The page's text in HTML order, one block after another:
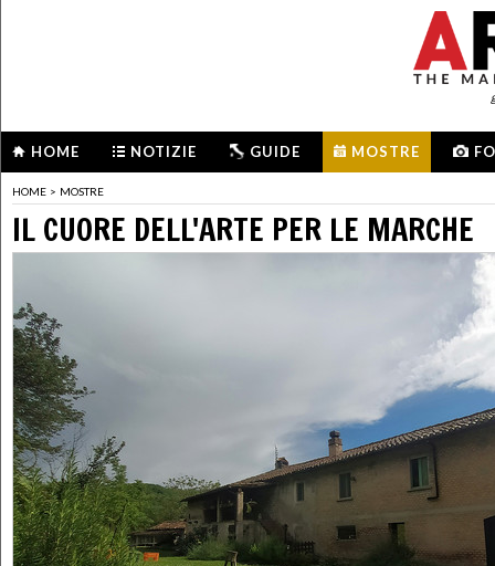
HOME NOTIZIE GUIDE MOSTRE
HOME > MOSTRE
IL CUORE DELL'ARTE PER LE MARCHE